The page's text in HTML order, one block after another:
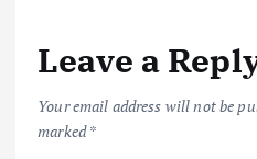
Leave a
Your email address will not be
marked*